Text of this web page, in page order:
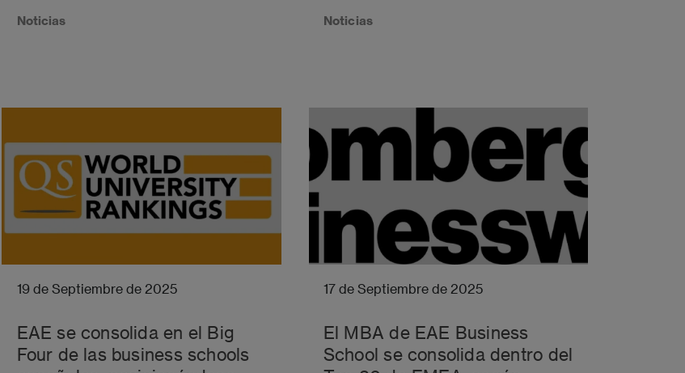
Noticias Noticias
19 de Septiembre de 2025
EAE se consolida en el Big
Four de las business schools
17 de Septiembre de 2025
El MBA de EAE Business
School se consolida dentro del